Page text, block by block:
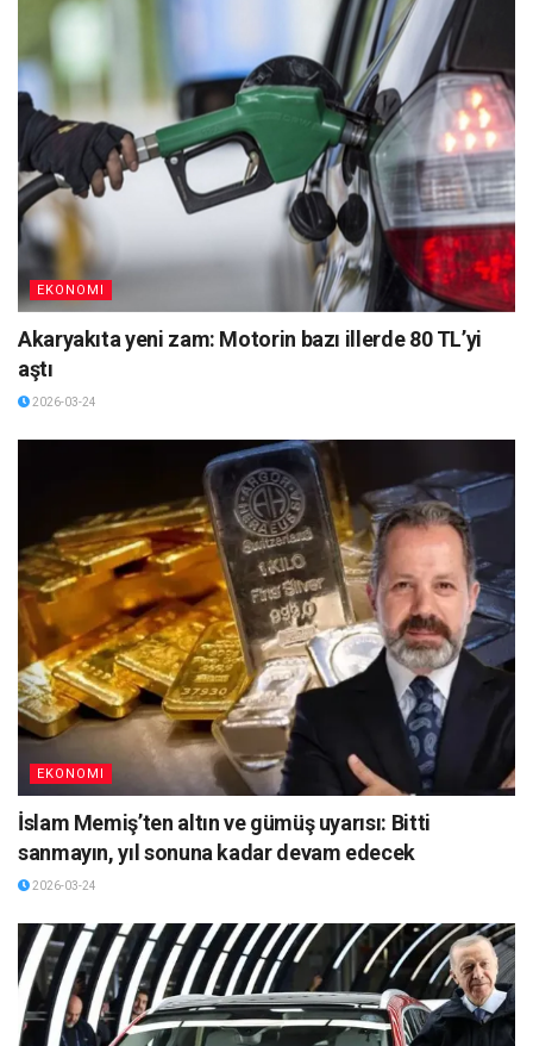
EKONOMI
Akaryakıta yeni zam: Motorin bazı illerde 80 TL’yi
aştı
2026-03-24
EKONOMI
İslam Memiş’ten altın ve gümüş uyarısı: Bitti
sanmayın, yıl sonuna kadar devam edecek
2026-03-24